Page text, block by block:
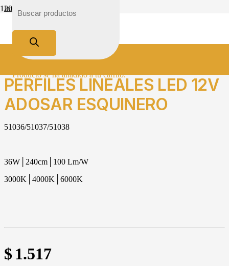
Productose ha añadido a tu carrito.
Inicio
Tienda
Clásico
PERFILES LINEALES LED 12V ADOSAR ESQUINERO
PERFILES LINEALES LED 12V
ADOSAR ESQUINERO
51036/51037/51038
36W│240cm│100 Lm/W
3000K│4000K│6000K
$ 1.517